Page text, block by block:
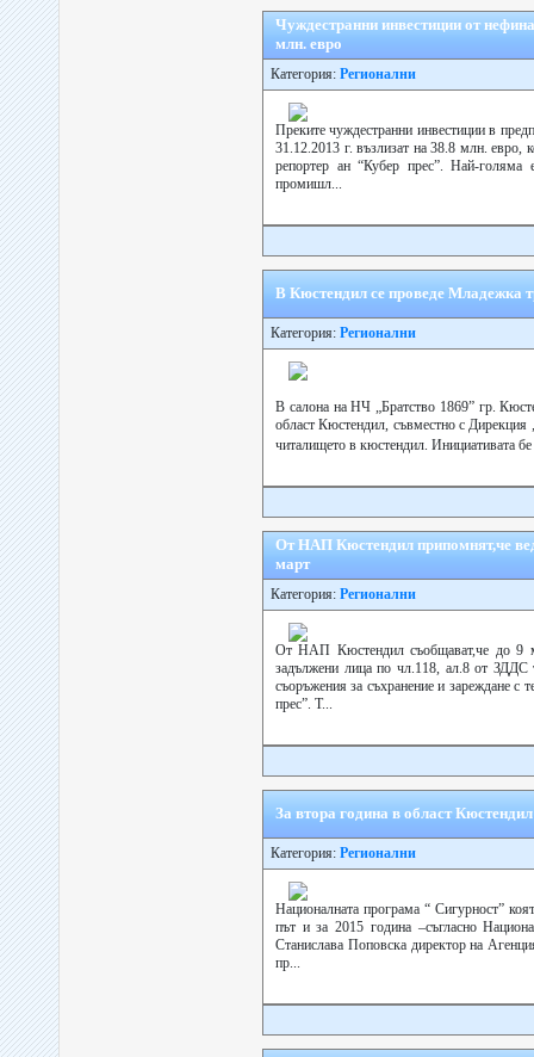
Чуждестранни инвестиции от
млн. евро
Категория: Регионални
Преките чуждестранни инвестиции в
31.12.2013 г. възлизат на 38.8 млн. евро,
репортер ан “Кубер прес”. Най-голяма
промишл...
В Кюстендил се проведе Младежка
Категория: Регионални
В салона на НЧ „Братство 1869” гр.
област Кюстендил, съвместно с
читалището в кюстендил. Инициативата
От НАП Кюстендил припомнят,че
март
Категория: Регионални
От НАП Кюстендил съобщават,че до 9
задължени лица по чл.118, ал.8 от ЗДДС
съоръжения за съхранение и зареждане с
прес”. Т...
За втора година в област
Категория: Регионални
Националната програма “ Сигурност”
път и за 2015 година –съгласно
Станислава Поповска директор на
пр...